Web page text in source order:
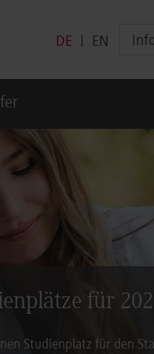
DE EN
für
Studienplatz für den